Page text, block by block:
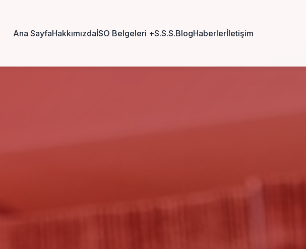
Ana SayfaHakkımızdaİSO Belgeleri +S.S.S.BlogHaberlerİletişim